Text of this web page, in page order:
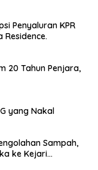
Penyaluran KPR
Residence.
20 Tahun Penjara,
yang Nakal
Sampah,
ke Kejari